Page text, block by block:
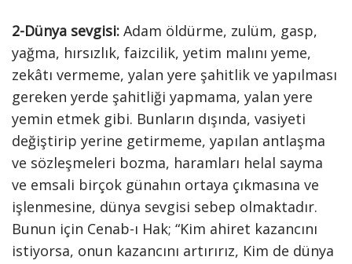
2-Dünya sevgisi: Adam öldürme, zulüm, gasp,
yağma, hırsızlık, faizcilik, yetim malını yeme,
zekâtı vermeme, yalan yere şahitlik ve yapılması
gereken yerde şahitliği yapmama, yalan yere
yemin etmek gibi. Bunların dışında, vasiyeti
değiştirip yerine getirmeme, yapılan antlaşma
ve sözleşmeleri bozma, haramları helal sayma
ve emsali birçok günahın ortaya çıkmasına ve
işlenmesine, dünya sevgisi sebep olmaktadır.
Bunun için Cenab-ı Hak; “Kim ahiret kazancını
istiyorsa, onun kazancını artırırız, Kim de dünya